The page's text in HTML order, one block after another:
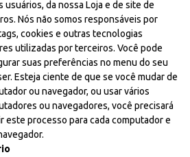
usuários, da nossa Loja e de site de
Nós não somos responsáveis por
cookies e outras tecnologias
utilizadas por terceiros. Você pode
suas preferências no menu do seu
Esteja ciente de que se você mudar de
ou navegador, ou usar vários
ou navegadores, você precisará
este processo para cada computador e